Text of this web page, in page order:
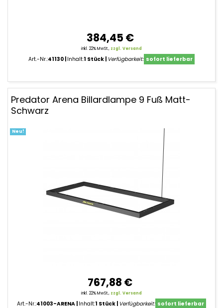
384,45 €
inkl. 22% MwSt., zzgl. Versand
Art.-Nr.:41130 Inhalt:1 Stück Verfügbarkeit: sofort lieferbar
Predator Arena Billardlampe 9 Fuß Matt-
Schwarz
Neu!
767,88 €
inkl. 22% MwSt., zzgl. Versand
Art.-Nr.:41003-ARENA Inhalt:1 Stück Verfügbarkeit: sofort lieferbar